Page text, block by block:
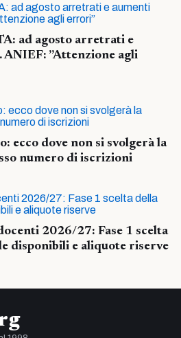
ad agosto arretrati e
ANIEF: ”Attenzione agli
ecco dove non si svolgerà la
numero di iscrizioni
2026/27: Fase 1 scelta
disponibili e aliquote riserve